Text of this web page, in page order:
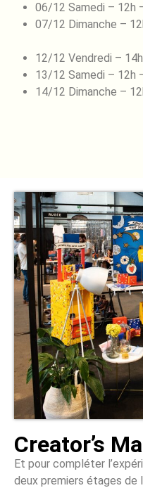
06/12 Samedi – 12h
07/12 Dimanche –
12/12 Vendredi –
13/12 Samedi – 12h
14/12 Dimanche –
Creator’s
Et pour compléter
deux premiers étages de